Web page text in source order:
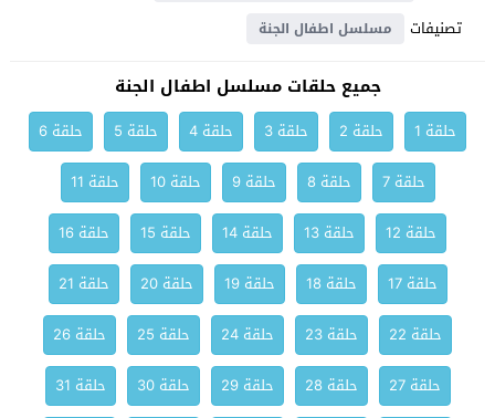
تصنيفات مسلسل اطفال الجنة
جميع حلقات مسلسل اطفال الجنة
حلقة 1 حلقة 2 حلقة 3 حلقة 4 حلقة 5
حلقة 6
حلقة 7
حلقة 8 حلقة 9 حلقة 10
حلقة 11
حلقة 12
حلقة 13 حلقة 14 حلقة 15
حلقة 16
حلقة 17
حلقة 18 حلقة 19 حلقة 20
حلقة 21
حلقة 22
حلقة 23 حلقة 24 حلقة 25
حلقة 26
حلقة 27
حلقة 28 حلقة 29 حلقة 30
حلقة 31